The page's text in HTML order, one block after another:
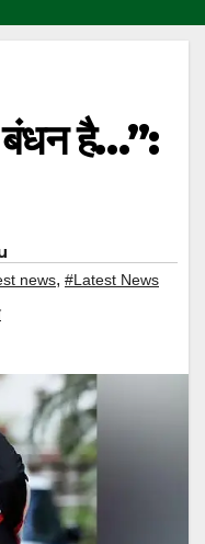
बंधन है…”:
news, #Latest News